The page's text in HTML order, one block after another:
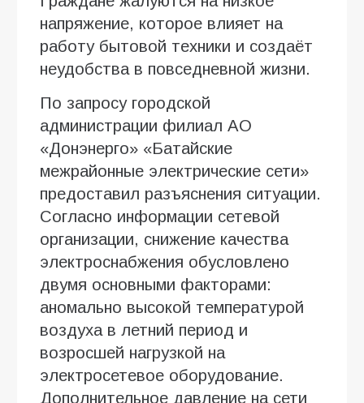
напряжение, которое влияет на
работу бытовой техники и создаёт
неудобства в повседневной жизни.
По запросу городской
администрации филиал АО
«Донэнерго» «Батайские
межрайонные электрические сети»
предоставил разъяснения ситуации.
Согласно информации сетевой
организации, снижение качества
электроснабжения обусловлено
двумя основными факторами:
аномально высокой температурой
воздуха в летний период и
возросшей нагрузкой на
электросетевое оборудование.
Дополнительное давление на сети